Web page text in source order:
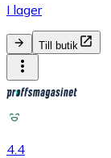
I lager
Till butik
4.4